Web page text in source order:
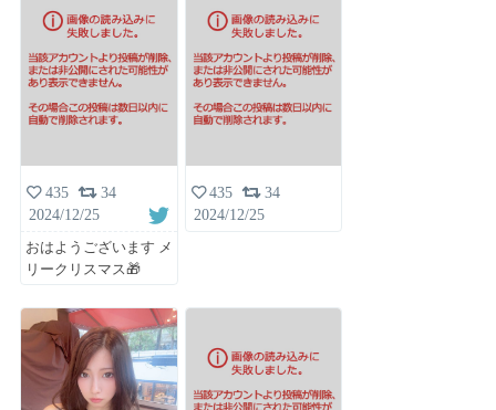
435
34
2024/12/25
おはようございます メ
リークリスマス🎁
435
34
2024/12/25